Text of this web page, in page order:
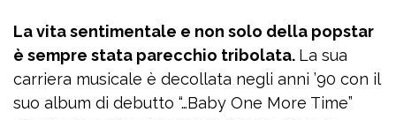
La vita sentimentale e non solo della popstar
è sempre stata parecchio tribolata. La sua
carriera musicale è decollata negli anni ’90 con il
suo album di debutto “…Baby One More Time”